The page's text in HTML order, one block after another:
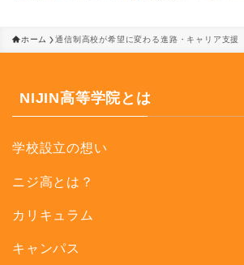
ホーム 通信制高校が希望に変わる進路・キャリア支援
NIJIN高等学院とは
学校設立の想い
ニジ高とは？
カリキュラム
キャンパス